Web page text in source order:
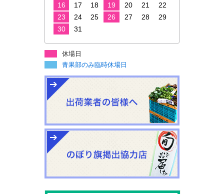
16
17 18 19 20 21
22
23
24 25 26 27 28
29
30
31
休場日
青果部のみ臨時休場日